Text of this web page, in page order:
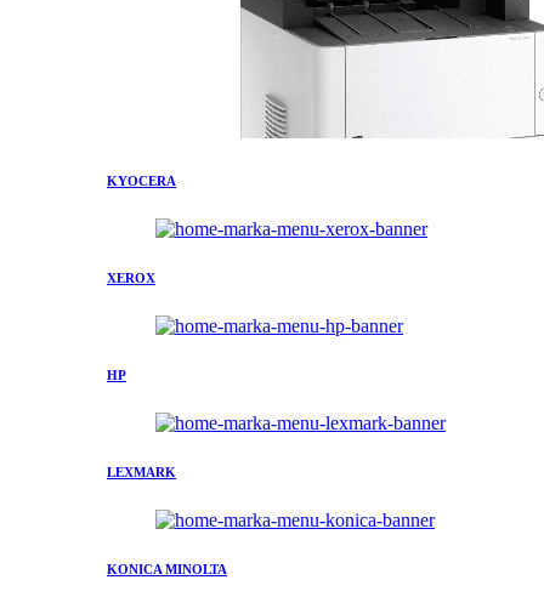
KYOCERA
XEROX
HP
LEXMARK
KONICA MINOLTA